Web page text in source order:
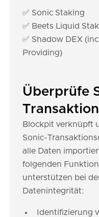
✅ Sonic Staking
✅ Beets Liquid
✅ Shadow DEX
Providing)
Überprüfe
Blockpit verknüpft
Sonic-
alle Daten
folgenden
unterstützen bei
Datenintegrität:
Identifizierung